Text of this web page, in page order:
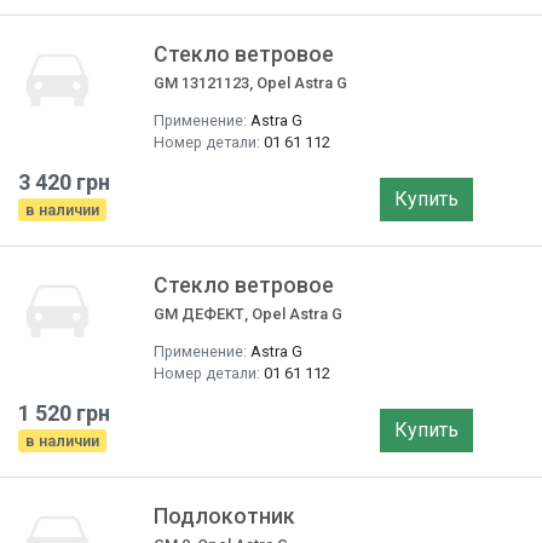
Стекло ветровое
GM 13121123, Opel Astra G
Применение: Astra G
Номер детали: 01 61 112
3 420 грн
в наличии Купить
Стекло ветровое
GM ДЕФЕКТ, Opel Astra G
Применение: Astra G
Номер детали: 01 61 112
1 520 грн
в наличии Купить
Подлокотник